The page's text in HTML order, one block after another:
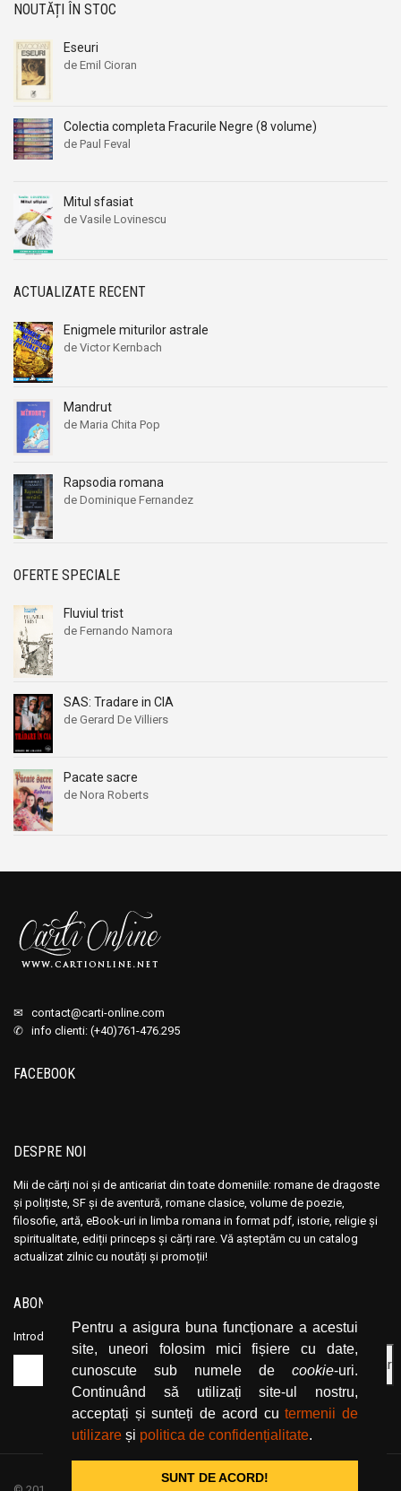
Pentru a asigura buna funcționare a acestui
site, uneori folosim mici fișiere cu date,
cunoscute sub numele de cookie-uri.
Continuând să utilizați site-ul nostru,
acceptați și sunteți de acord cutermenii de
utilizare și politica de confidențialitate.
SUNT DE ACORD!
NOUTĂȚI ÎN STOC
Eseuri
de Emil Cioran
Colectia completa Fracurile Negre (8 volume)
de Paul Feval
Mitul sfasiat
de Vasile Lovinescu
ACTUALIZATE RECENT
Enigmele miturilor astrale
de Victor Kernbach
Mandrut
de Maria Chita Pop
Rapsodia romana
de Dominique Fernandez
OFERTE SPECIALE
Fluviul trist
de Fernando Namora
SAS: Tradare in CIA
de Gerard De Villiers
Pacate sacre
de Nora Roberts
✉ contact@carti-online.com
✆ info clienti: (+40)761-476.295
FACEBOOK
DESPRE NOI
Mii de cărți noi și de anticariat din toate domeniile: romane de dragoste
și polițiste, SF și de aventură, romane clasice, volume de poezie,
filosofie, artă, eBook-uri in limba romana in format pdf, istorie, religie și
spiritualitate, ediții princeps și cărți rare. Vă așteptăm cu un catalog
actualizat zilnic cu noutăți și promoții!
ABONEAZĂ-TE LA NEWSLETTER
Introduceți adresa dvs. de email și dați click pe butonul de abonare.